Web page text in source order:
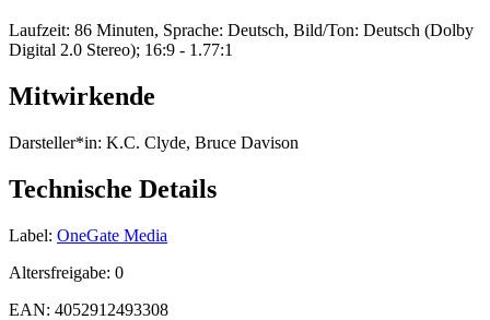
Laufzeit: 86 Minuten, Sprache: Deutsch, Bild/Ton: Deutsch (Dolby
Digital 2.0 Stereo); 16:9 - 1.77:1
Mitwirkende
Darsteller*in: K.C. Clyde, Bruce Davison
Technische Details
Label: OneGate Media
Altersfreigabe: 0
EAN: 4052912493308